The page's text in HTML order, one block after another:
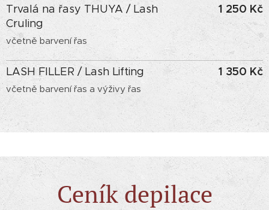
Trvalá na řasy THUYA / Lash
Cruling
včetně barvení řas
1 250 Kč
LASH FILLER / Lash Lifting
včetně barvení řas a výživy řas
1 350 Kč
Ceník depilace